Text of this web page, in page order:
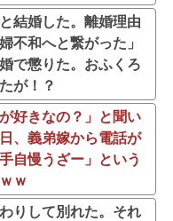
結婚した。離婚理由
不和へと繋がった」
で懲りた。おふくろ
が！？
好きなの？」と聞い
、義弟嫁から電話が
自慢うざー」という
ｗ
りして別れた。それ